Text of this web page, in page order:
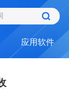
应用软件